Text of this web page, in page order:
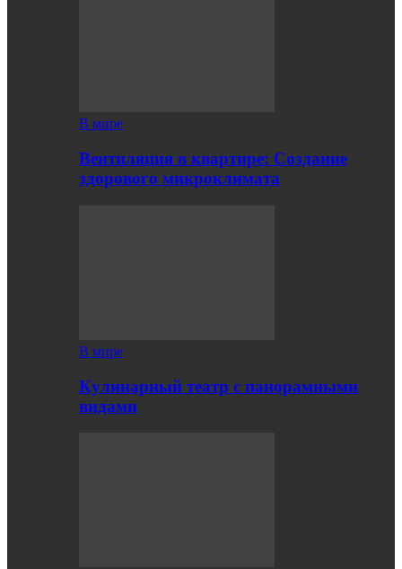
В мире
Вентиляция в квартире: Создание
здорового микроклимата
В мире
Кулинарный театр с панорамными
видами